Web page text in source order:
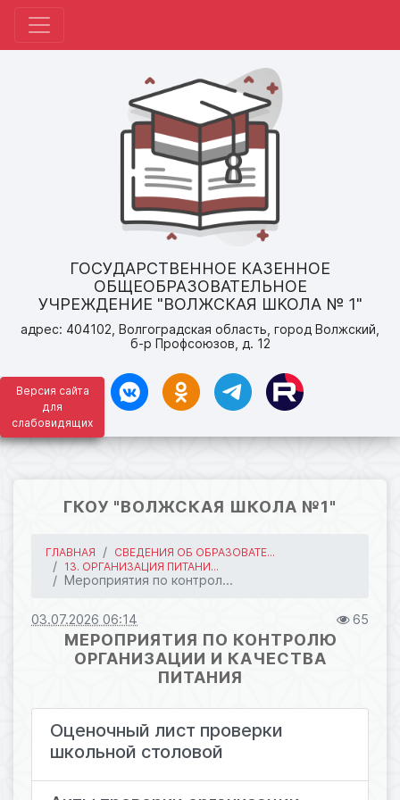
Версия сайта
для
слабовидящих
ГОСУДАРСТВЕННОЕ КАЗЕННОЕ
ОБЩЕОБРАЗОВАТЕЛЬНОЕ
УЧРЕЖДЕНИЕ "ВОЛЖСКАЯ ШКОЛА № 1"
адрес: 404102, Волгоградская область, город Волжский,
б-р Профсоюзов, д. 12
ГКОУ "ВОЛЖСКАЯ ШКОЛА №1"
ГЛАВНАЯ
СВЕДЕНИЯ ОБ ОБРАЗОВАТЕ...
13. ОРГАНИЗАЦИЯ ПИТАНИ...
Мероприятия по контрол...
03.07.2026 06:14 65
МЕРОПРИЯТИЯ ПО КОНТРОЛЮ
ОРГАНИЗАЦИИ И КАЧЕСТВА
ПИТАНИЯ
Оценочный лист проверки
школьной столовой